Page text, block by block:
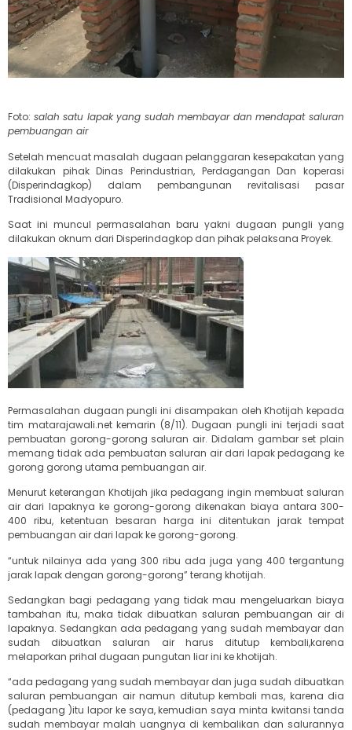
Foto: salah satu lapak yang sudah membayar dan mendapat saluran
pembuangan air
Setelah mencuat masalah dugaan pelanggaran kesepakatan yang
dilakukan pihak Dinas Perindustrian, Perdagangan Dan koperasi
(Disperindagkop) dalam pembangunan revitalisasi pasar
Tradisional Madyopuro.
Saat ini muncul permasalahan baru yakni dugaan pungli yang
dilakukan oknum dari Disperindagkop dan pihak pelaksana Proyek.
Permasalahan dugaan pungli ini disampakan oleh Khotijah kepada
tim matarajawali.net kemarin (8/11). Dugaan pungli ini terjadi saat
pembuatan gorong-gorong saluran air. Didalam gambar set plain
memang tidak ada pembuatan saluran air dari lapak pedagang ke
gorong gorong utama pembuangan air.
Menurut keterangan Khotijah jika pedagang ingin membuat saluran
air dari lapaknya ke gorong-gorong dikenakan biaya antara 300-
400 ribu, ketentuan besaran harga ini ditentukan jarak tempat
pembuangan air dari lapak ke gorong-gorong.
“untuk nilainya ada yang 300 ribu ada juga yang 400 tergantung
jarak lapak dengan gorong-gorong” terang khotijah.
Sedangkan bagi pedagang yang tidak mau mengeluarkan biaya
tambahan itu, maka tidak dibuatkan saluran pembuangan air di
lapaknya. Sedangkan ada pedagang yang sudah membayar dan
sudah dibuatkan saluran air harus ditutup kembali,karena
melaporkan prihal dugaan pungutan liar ini ke khotijah.
“ada pedagang yang sudah membayar dan juga sudah dibuatkan
saluran pembuangan air namun ditutup kembali mas, karena dia
(pedagang )itu lapor ke saya, kemudian saya minta kwitansi tanda
sudah membayar malah uangnya di kembalikan dan salurannya